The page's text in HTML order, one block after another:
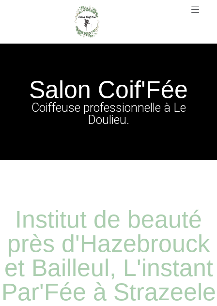
Salon Coif'Fée
Coiffeuse professionnelle à Le
Doulieu.
Institut de beauté
près d'Hazebrouck
et Bailleul, L'instant
Par'Fée à Strazeele